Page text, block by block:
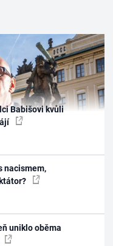
Babišovi kvůli
nacismem,
uniklo oběma